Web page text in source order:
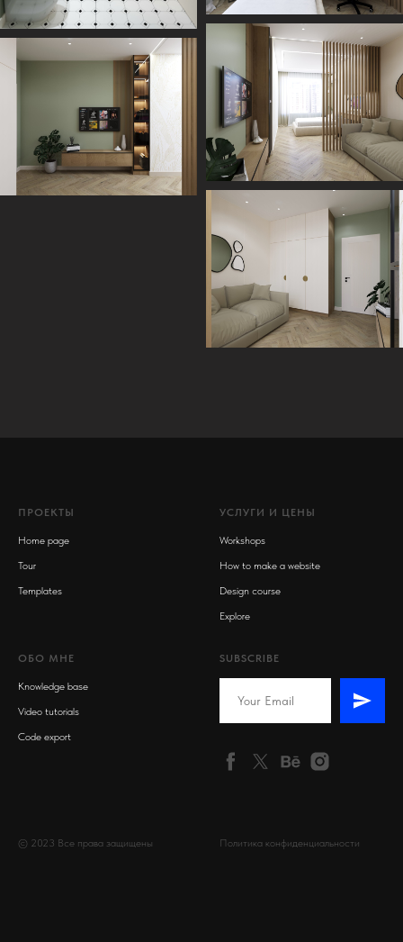
ПРОЕКТЫ
Home page
Tour
Templates
УСЛУГИ И ЦЕНЫ
Workshops
How to make a website
Design course
Explore
ОБО МНЕ
Knowledge base
Video tutorials
Code export
SUBSCRIBE
© 2023 Все права защищены Политика конфиденциальности